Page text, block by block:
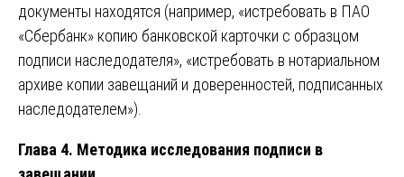
документы находятся (например, «истребовать в ПАО
«Сбербанк» копию банковской карточки с образцом
подписи наследодателя», «истребовать в нотариальном
архиве копии завещаний и доверенностей, подписанных
наследодателем»).
Глава 4. Методика исследования подписи в